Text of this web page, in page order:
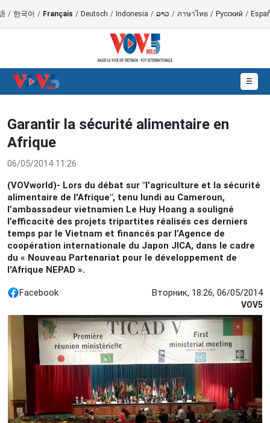
/ 한국어 / Français / Deutsch / Indonesia / ລາວ / ภาษาไทย / Русский /
☰
Garantir la sécurité alimentaire en
Afrique
06/05/2014 11:26
(VOVworld)- Lors du débat sur "l'agriculture et la sécurité
alimentaire de l'Afrique", tenu lundi au Cameroun,
l’ambassadeur vietnamien Le Huy Hoang a souligné
l’efficacité des projets tripartites réalisés ces derniers
temps par le Vietnam et financés par l’Agence de
coopération internationale du Japon JICA, dans le cadre
du « Nouveau Partenariat pour le développement de
l'Afrique NEPAD ».
Facebook Вторник, 18:26, 06/05/2014
VOV5